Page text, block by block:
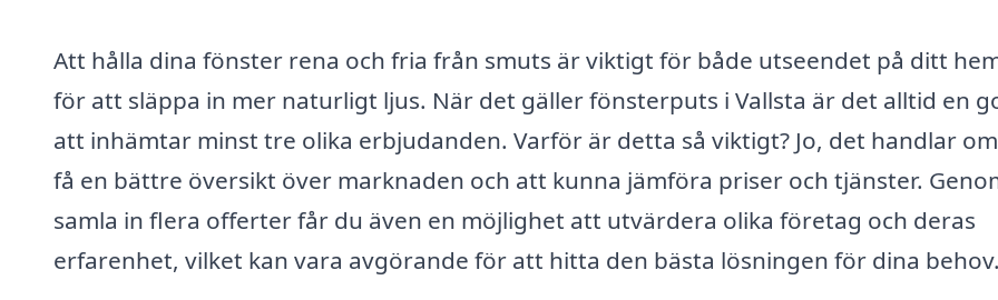
Att hålla dina fönster rena och fria från smuts är viktigt för både utseendet på ditt
för att släppa in mer naturligt ljus. När det gäller fönsterputs i Vallsta är det alltid en
att inhämtar minst tre olika erbjudanden. Varför är detta så viktigt? Jo, det handlar
få en bättre översikt över marknaden och att kunna jämföra priser och tjänster.
samla in flera offerter får du även en möjlighet att utvärdera olika företag och deras
erfarenhet, vilket kan vara avgörande för att hitta den bästa lösningen för dina behov.